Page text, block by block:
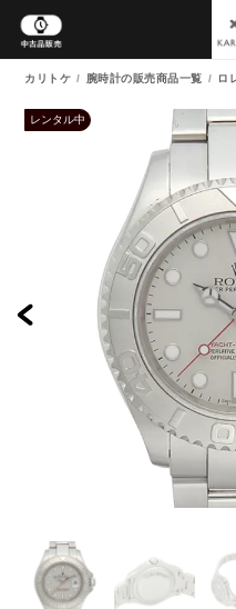
カリトケ 腕時計の販売商品一覧 ロ
レンタル中